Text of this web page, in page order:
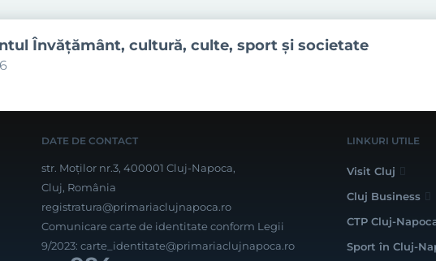
Învăţământ, cultură, culte, sport şi societate
DATE DE CONTACT
str. Moților nr.3, 400001 Cluj-Napoca,
Cluj, România
registratura@primariaclujnapoca.ro
Comunicare carte de identitate conform Legii
9/2023: carte_identitate@primariaclujnapoca.ro
LINKURI UTILE
Visit Cluj
Cluj Business
CTP Cluj-
Sport în Cluj-